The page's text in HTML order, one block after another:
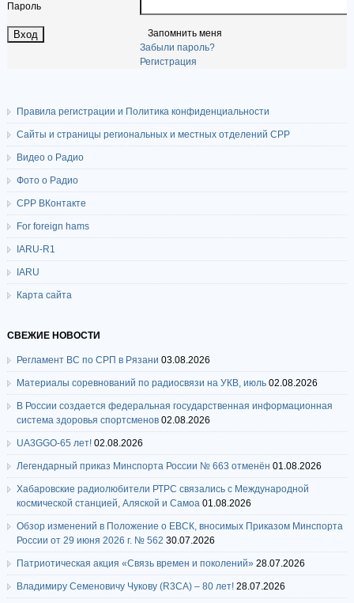
Пароль
Запомнить меня
Забыли пароль?
Регистрация
Правила регистрации и Политика конфиденциальности
Сайты и страницы региональных и местных отделений СРР
Видео о Радио
Фото о Радио
СРР ВКонтакте
For foreign hams
IARU-R1
IARU
Карта сайта
СВЕЖИЕ НОВОСТИ
Регламент ВС по СРП в Рязани 03.08.2026
Материалы соревнований по радиосвязи на УКВ, июль 02.08.2026
В России создается федеральная государственная информационная
система здоровья спортсменов 02.08.2026
UA3GGO-65 лет! 02.08.2026
Легендарный приказ Минспорта России № 663 отменён 01.08.2026
Хабаровские радиолюбители РТРС связались с Международной
космической станцией, Аляской и Самоа 01.08.2026
Обзор изменений в Положение о ЕВСК, вносимых Приказом Минспорта
России от 29 июня 2026 г. № 562 30.07.2026
Патриотическая акция «Связь времен и поколений» 28.07.2026
Владимиру Семеновичу Чукову (R3CA) – 80 лет! 28.07.2026